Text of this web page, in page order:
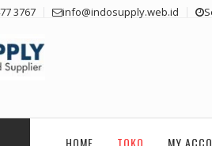
3767 info@indosupply.web.id
HOME TOKO MY